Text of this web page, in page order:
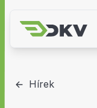
Hírek